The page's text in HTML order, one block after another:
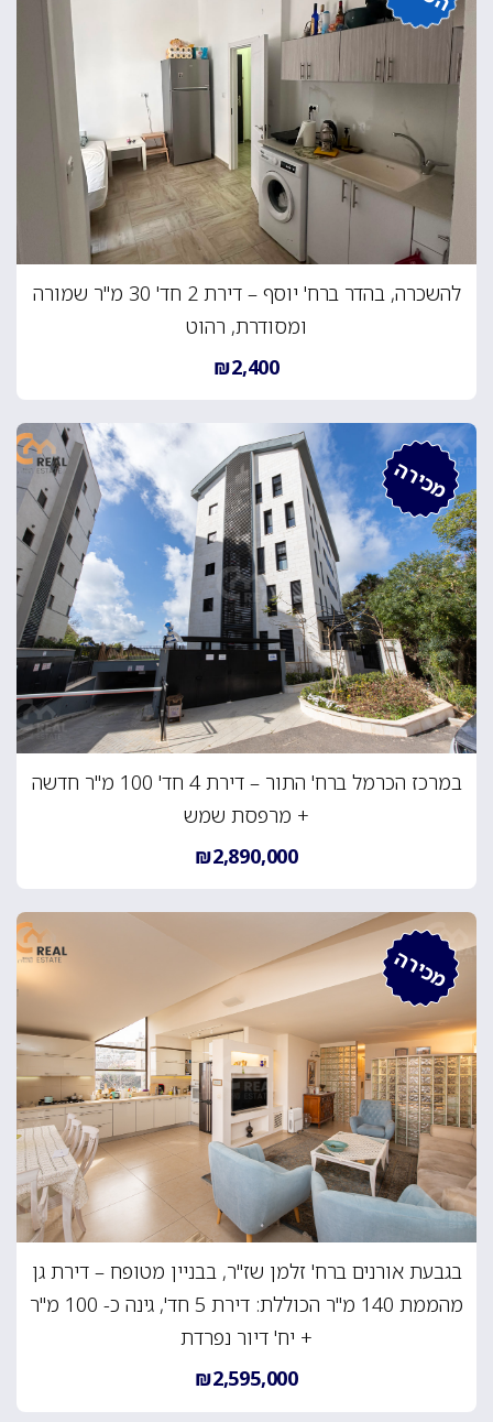
להשכרה, בהדר ברח' יוסף – דירת 2 חד' 30 מ"ר שמורה
ומסודרת, רהוט
₪2,400
מכירה
במרכז הכרמל ברח' התור – דירת 4 חד' 100 מ"ר חדשה
+ מרפסת שמש
₪2,890,000
מכירה
בגבעת אורנים ברח' זלמן שז"ר, בבניין מטופח – דירת גן
מהממת 140 מ"ר הכוללת: דירת 5 חד', גינה כ- 100 מ"ר
+ יח' דיור נפרדת
₪2,595,000